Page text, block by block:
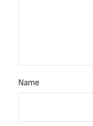
Name